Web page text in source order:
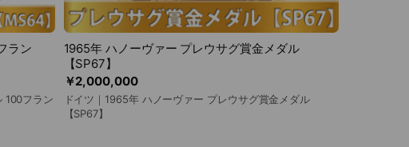
ラン
100フラン
￥2,000,000
1965年 ハノーヴァー プレウサグ賞金メダル
【SP67】
ドイツ｜1965年 ハノーヴァー プレウサグ賞金メダル
【SP67】